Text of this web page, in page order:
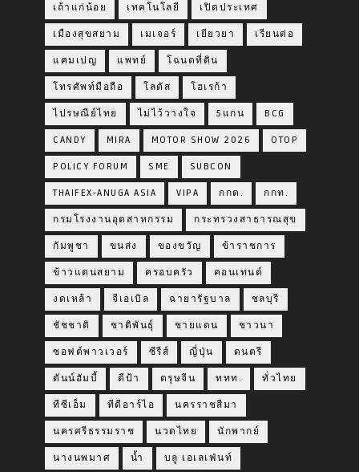
เถ้าแก่น้อย เทคโนโลยี เปิดประเทศ
เมืองสุขสยาม เมเจอร์ เยียวยา เรียนต่อ
แคมเปญ แพทย์ โฉนดที่ดิน
โทรศัพท์มือถือ โลตัส โฮเรก้า
ไปรษณีย์ไทย ไม่ไว้วางใจ 5แกน BCG
CANDY MIRA MOTOR SHOW 2026 OTOP
POLICY FORUM SME SUBCON
THAIFEX-ANUGA ASIA VIPA กกต. กกท.
กรมโรงงานอุตสาหกรรม กระทรวงสาธารณสุข
กัมพูชา ขนส่ง ของขวัญ ข้าราชการ
ข้าวแดนสยาม ครอบครัว คอนเทนต์
งดเหล้า จีเอเบิล ฉายารัฐบาล ชลบุรี
ชัชชาติ ชาติพันธุ์ ชายแดน ชาวนา
ซอฟต์พาวเวอร์ ซีรีส์ ญี่ปุ่น ดนตรี
ดันน์ฮัมบี้ ดีป้า ตรุษจีน ททท. ทั่วไทย
ทีซีเอ็ม ทีดีอาร์ไอ นครราชสีมา
นครศรีธรรมราช นวดไทย นักพากย์
นางนพมาศ น้ำ บลู เอเลเฟ่นท์